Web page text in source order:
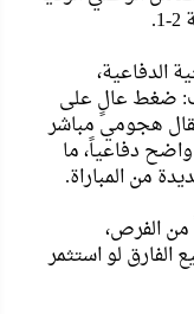
الدفاعية،
ضغط عالٍ على
هجومي مباشر
دفاعياً، ما
من المباراة.
من الفرص،
لو استثمر